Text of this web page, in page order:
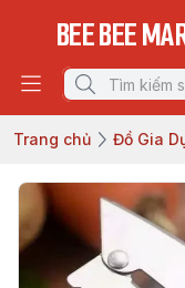
BEE BEE
Trang chủ Đồ Gia